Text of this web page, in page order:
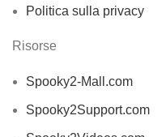
Politica sulla privacy
Risorse
Spooky2-Mall.com
Spooky2Support.com